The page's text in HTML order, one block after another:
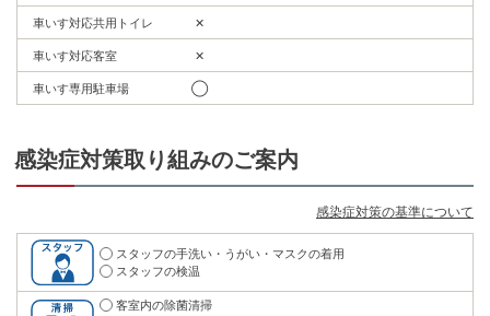
車いす対応共用トイレ ✕
車いす対応客室 ✕
車いす専用駐車場 ◯
感染症対策取り組みのご案内
感染症対策の基準について
スタッフの手洗い・うがい・マスクの着用
スタッフの検温
客室内の除菌清掃